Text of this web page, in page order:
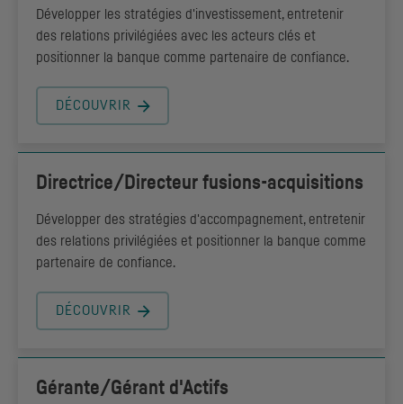
Développer les stratégies d'investissement, entretenir
des relations privilégiées avec les acteurs clés et
positionner la banque comme partenaire de confiance.
DÉCOUVRIR
Directrice/Directeur fusions-acquisitions
Développer des stratégies d'accompagnement, entretenir
des relations privilégiées et positionner la banque comme
partenaire de confiance.
DÉCOUVRIR
Gérante/Gérant d'Actifs